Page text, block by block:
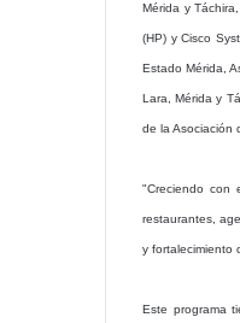
Mérida y
(HP) y Cisco
Estado Mérida,
Lara, Mérida y
de la Asociación
"Creciendo con
restaurantes,
y fortalecimiento
Este programa